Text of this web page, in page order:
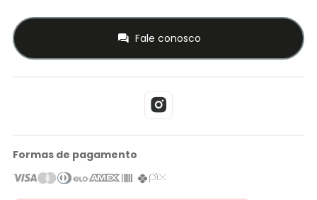
Fale conosco
Formas de pagamento